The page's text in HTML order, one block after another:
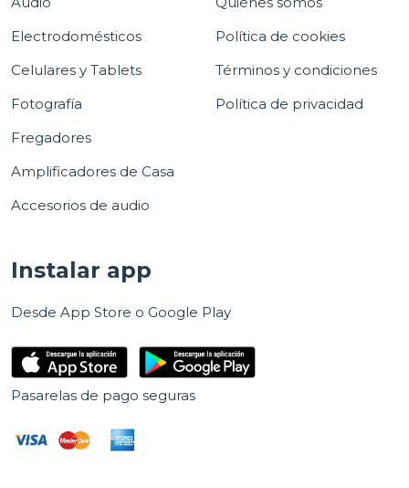
Electrodomésticos
Celulares y Tablets
Fotografía
Fregadores
Amplificadores de Casa
Accesorios de audio
Política de cookies
Términos y condiciones
Política de privacidad
Instalar app
Desde App Store o Google Play
Pasarelas de pago seguras